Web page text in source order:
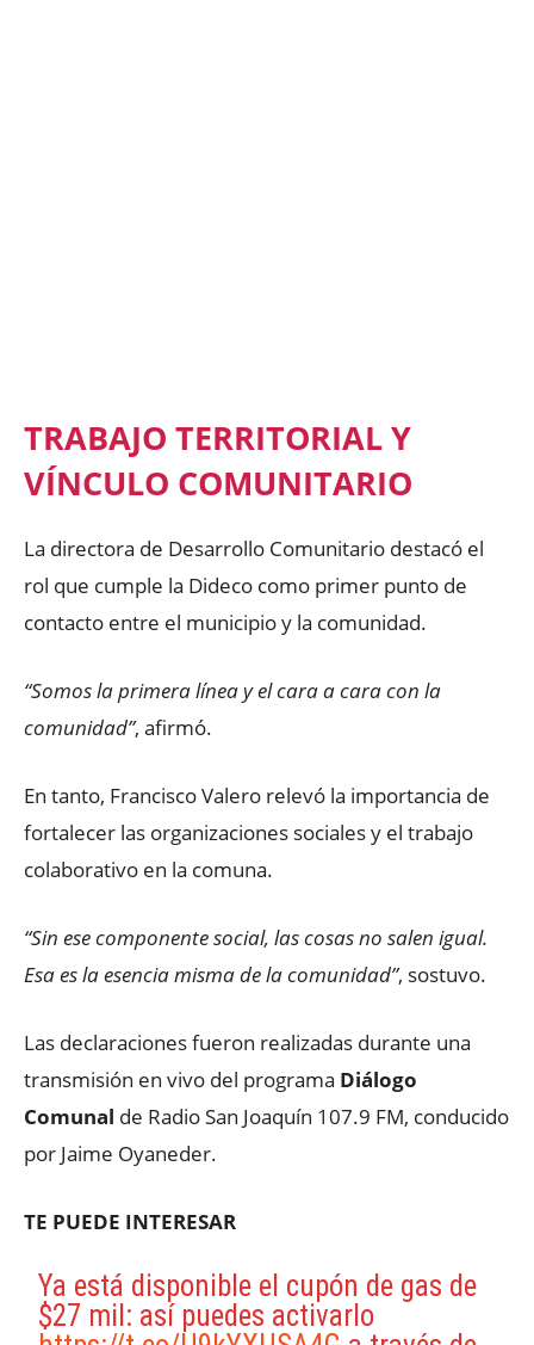
TRABAJO TERRITORIAL Y
VÍNCULO COMUNITARIO
La directora de Desarrollo Comunitario destacó el
rol que cumple la Dideco como primer punto de
contacto entre el municipio y la comunidad.
“Somos la primera línea y el cara a cara con la
comunidad”, afirmó.
En tanto, Francisco Valero relevó la importancia de
fortalecer las organizaciones sociales y el trabajo
colaborativo en la comuna.
“Sin ese componente social, las cosas no salen igual.
Esa es la esencia misma de la comunidad”, sostuvo.
Las declaraciones fueron realizadas durante una
transmisión en vivo del programa Diálogo
Comunal de Radio San Joaquín 107.9 FM, conducido
por Jaime Oyaneder.
TE PUEDE INTERESAR
Ya está disponible el cupón de gas de
$27 mil: así puedes activarlo